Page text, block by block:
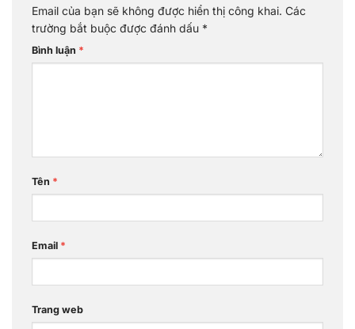
Email của bạn sẽ không được hiển thị công khai. Các
trường bắt buộc được đánh dấu *
Bình luận *
Tên *
Email *
Trang web